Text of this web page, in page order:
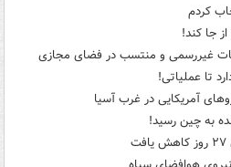
کردم
جا ‌کند!
غیررسمی و منتسب در فضای مجازی
تا عملیاتی!
آمریکایی در غرب آسیا
به چین رسید!